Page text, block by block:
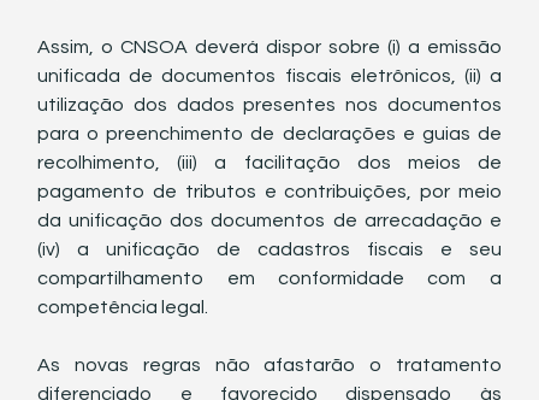
Assim, o CNSOA deverá dispor sobre (i) a emissão
unificada de documentos fiscais eletrônicos, (ii) a
utilização dos dados presentes nos documentos
para o preenchimento de declarações e guias de
recolhimento, (iii) a facilitação dos meios de
pagamento de tributos e contribuições, por meio
da unificação dos documentos de arrecadação e
(iv) a unificação de cadastros fiscais e seu
compartilhamento em conformidade com a
competência legal.
As novas regras não afastarão o tratamento
diferenciado e favorecido dispensado às